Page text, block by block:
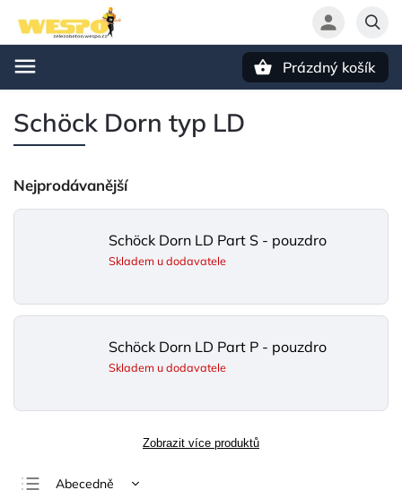
Prázdný košík
Schöck Dorn typ LD
Nejprodávanější
Schöck Dorn LD Part S - pouzdro
Skladem u dodavatele
Schöck Dorn LD Part P - pouzdro
Skladem u dodavatele
Zobrazit více produktů
Abecedně